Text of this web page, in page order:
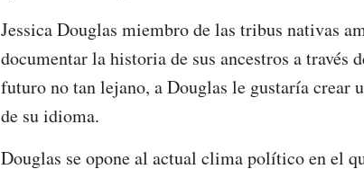
Jessica Douglas miembro de las tribus nativas
documentar la historia de sus ancestros a
futuro no tan lejano, a Douglas le gustaría
de su idioma.
Douglas se opone al actual clima político en el